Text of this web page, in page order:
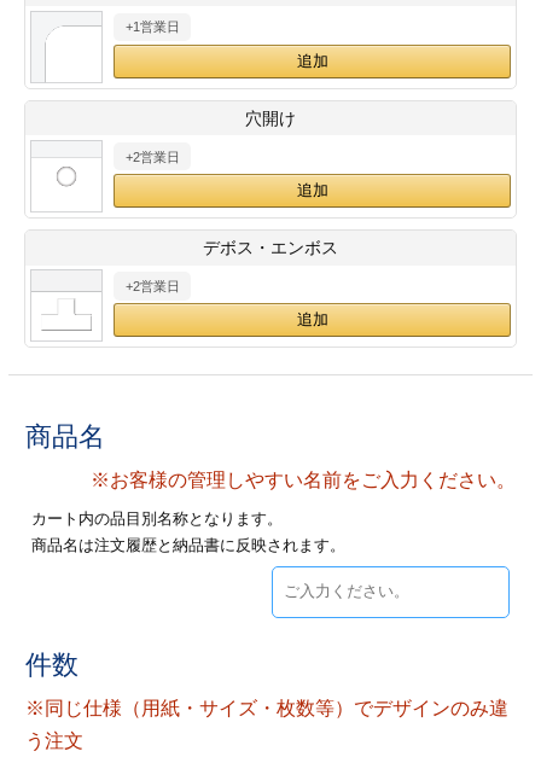
フォルダー
ファイル印刷
ァイル印刷
印刷
リーブ印刷
加工
名刺印刷
印刷
ムカード印刷
フォルダー
ファイル印刷
ァイル印刷
印刷
+1営業日
穴開け
+2営業日
デボス・エンボス
+2営業日
商品名
※お客様の管理しやすい名前をご入力ください。
カート内の品目別名称となります。
商品名は注文履歴と納品書に反映されます。
件数
※同じ仕様（用紙・サイズ・枚数等）でデザインのみ違
う注文